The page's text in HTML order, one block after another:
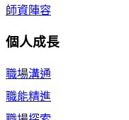
師資陣容
個人成長
職場溝通
職能精進